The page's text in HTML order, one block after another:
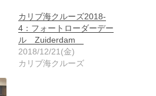
カリブ海クルーズ2018-
4：フォートローダーデー
ル Zuiderdam
2018/12/21(金)
カリブ海クルーズ